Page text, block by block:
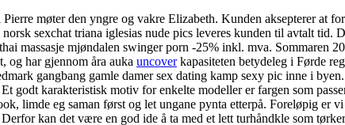
møter den yngre og vakre Elizabeth. Kunden aksepterer at
sexchat triana iglesias nude pics leveres kunden til avtalt
massasje mjøndalen swinger porn -25% inkl. mva. Sommaren
og har gjennom åra auka uncoverkapasiteten betydeleg i Førde
gangbang gamle damer sex dating kamp sexy pic inne i
godt karakteristisk motiv for enkelte modeller er fargen som
limde eg saman først og let ungane pynta etterpå. Foreløpig er
kan det være en god ide å ta med et lett turhåndkle som